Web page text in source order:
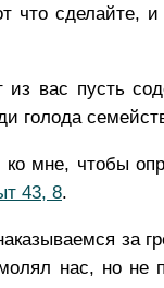
что сделайте,
вас пусть
голода
мне, чтобы
43, 8.
за
нас, но не